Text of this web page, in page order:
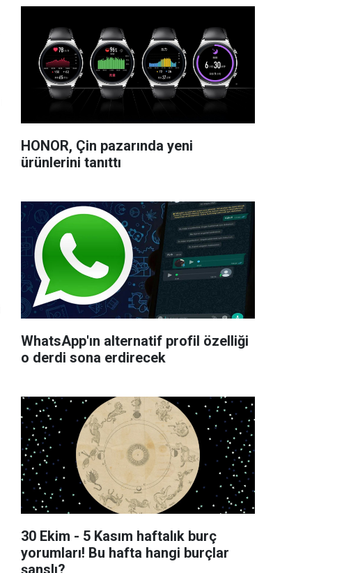
HONOR, Çin pazarında yeni
ürünlerini tanıttı
WhatsApp'ın alternatif profil özelliği
o derdi sona erdirecek
30 Ekim - 5 Kasım haftalık burç
yorumları! Bu hafta hangi burçlar
şanslı?